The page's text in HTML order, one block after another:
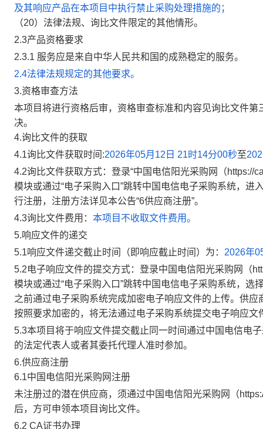
及其响应产品在本项目中执行禁止采购处理措施的；
（20） 法律法规、 询 比文件限定的其他情形。
2.3产品资格要求
2.3.1 服务应是来自中华人民共和国 的成熟稳定的服务。
2.4法律法规规定的其他要求。
3.资格审查方法
本项目将进行资格后审，资格审查标准和内容见询比文件
决。
4.询比文件的获取
4.1询比文件获取时间 :2026年05月12日 21时14分00秒至
4.2询比文件获取方式：登录“中国电信阳光采购网（https://
模块或通过“电子采购入口”跳转中国电信电子采购系统，
行注册，注册方法详见本公告“6供应商注册”。
4.3询比文件费用： 本项目不收取文件费用。
5.响应文件的递交
5.1响应文件递交截止时间（即响应截止时间）为： 2026年
5.2电子响应文件的提交方式：登录中国电信阳光采购网（
模块或通过“电子采购入口”跳转中国电信电子采购系统，
之前通过电子采购系统完成加密电子响应文件的上传。供
按照要求加密的，将无法通过电子采购系统提交电子响应文
5.3本项目将于响应文件提交截止同一时间通过中国电信电
的法定代表人或者其委托代理人准时参加。
6.供应商注册
6.1中国电信阳光采购网注册
未注册过的潜在供应商，须通过中国电信阳光采购网（
后，方可申领本项目询比文件。
6.2 CA证书办理